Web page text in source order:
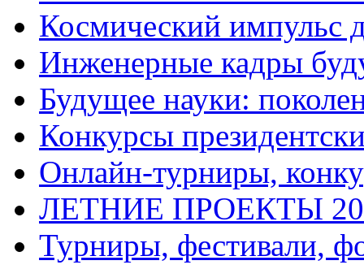
Космический импульс
Инженерные кадры
Будущее науки:
Конкурсы
Онлайн-турниры,
ЛЕТНИЕ ПРОЕКТЫ
Турниры, фестивали,